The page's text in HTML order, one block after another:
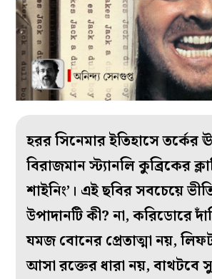
হরর সিনেমার ইতিহাসে তর্কের
বিরাজমান স্ট্যানলি কুব্রিকের
শাইনিং’। এই ছবির সবচেয়ে
উপাদানটি কী? না, করিডোরে
যমজ বোনের প্রেতাত্মা নয়,
আসা রক্তের ধারা নয়, বাথটবে